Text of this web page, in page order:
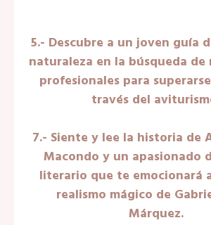
5.- Descubre a un joven guía
naturaleza en la búsqueda
profesionales para
través del
7.- Siente y lee la historia de
Macondo y un apasionado
literario que te emocionará
realismo mágico de
Márquez.